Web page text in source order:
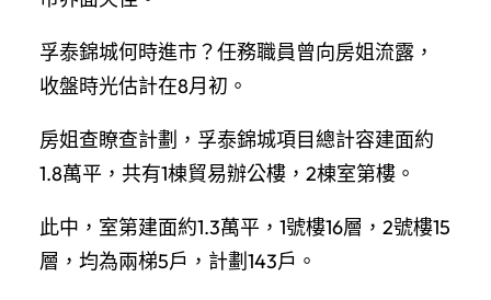
孚泰錦城何時進市？任務職員曾向房姐流露，
收盤時光估計在8月初。
房姐查瞭查計劃，孚泰錦城項目總計容建面約
1.8萬平，共有1棟貿易辦公樓，2棟室第樓。
此中，室第建面約1.3萬平，1號樓16層，2號樓15
層，均為兩梯5戶，計劃143戶。